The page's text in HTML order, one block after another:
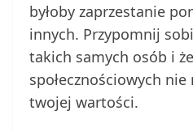
byłoby zaprzestanie
innych. Przypomnij
takich samych osób i
społecznościowych
twojej wartości.